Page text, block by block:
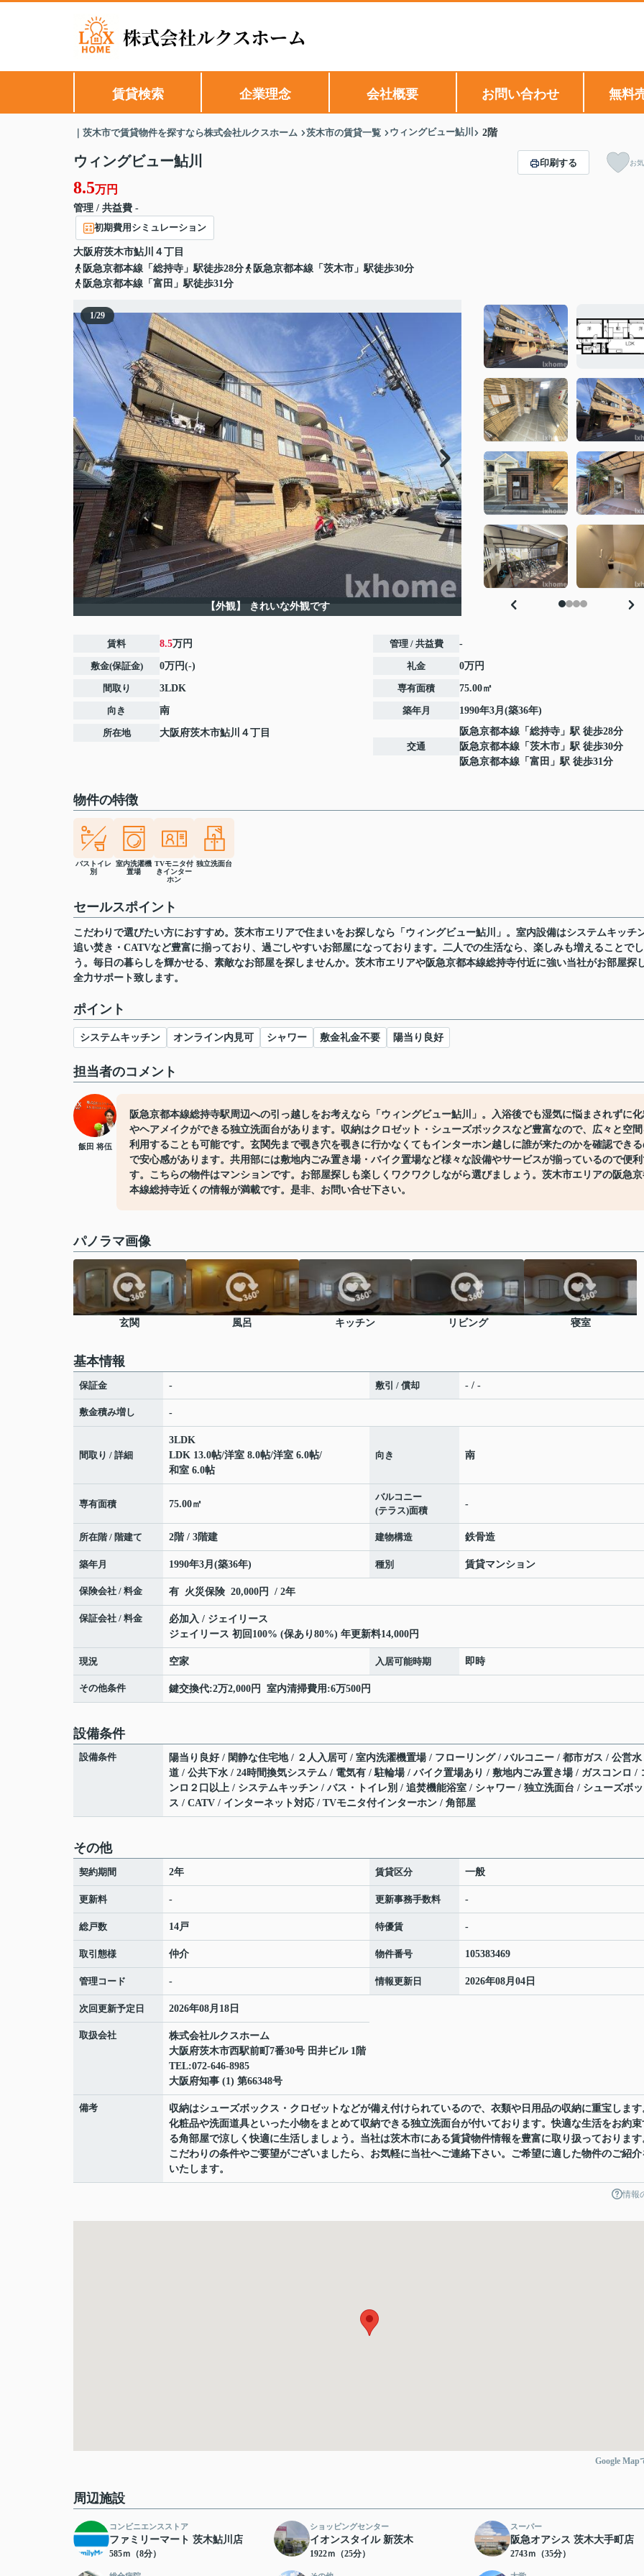
賃貸検索 企業理念 会社概要 お問い合わせ 無料
｜茨木市で賃貸物件を探すなら株式会社ルクスホーム 茨木市の賃貸一覧 ウィングビュー鮎川 2階
ウィングビュー鮎川
8.5万円
管理 / 共益費 -
初期費用シミュレーション
大阪府茨木市鮎川 ４丁目
阪急京都本線「総持寺」駅徒歩28分
阪急京都本線「茨木市」駅徒歩30分
阪急京都本線「富田」駅徒歩31分
印刷する お
1/29
【外観】 きれいな外観です
賃料 8.5万円
敷金(保証金) 0万円(-)
間取り 3LDK
向き 南
所在地 大阪府茨木市鮎川 ４丁目
管理 / 共益費 -
礼金 0万円
専有面積 75.00㎡
築年月 1990年3月(築36年)
交通
阪急京都本線 「 総持寺 」駅 徒歩28分
阪急京都本線 「 茨木市 」駅 徒歩30分
阪急京都本線 「 富田 」駅 徒歩31分
物件の特徴
バストイレ
別
室内洗濯機
置場
TVモニタ付
きインター
ホン
独立洗面台
セールスポイント
こだわりで選びたい方におすすめ。茨木市エリアで住まいをお探しなら「ウィングビュー鮎川」。室内設備はシステムキッチ
追い焚き・CATVなど豊富に揃っており、過ごしやすいお部屋になっております。二人での生活なら、楽しみも増えることで
う。毎日の暮らしを輝かせる、素敵なお部屋を探しませんか。茨木市エリアや阪急京都本線総持寺付近に強い当社がお部屋探
全力サポート致します。
ポイント
システムキッチン オンライン内見可 シャワー 敷金礼金不要 陽当り良好
担当者のコメント
飯田 将伍
阪急京都本線総持寺駅周辺への引っ越しをお考えなら「ウィングビュー鮎川」。入浴後でも湿気に悩まされずに
やヘアメイクができる独立洗面台があります。収納はクロゼット・シューズボックスなど豊富なので、広々と空
利用することも可能です。玄関先まで覗き穴を覗きに行かなくてもインターホン越しに誰が来たのかを確認でき
で安心感があります。共用部には敷地内ごみ置き場・バイク置場など様々な設備やサービスが揃っているので便
す。こちらの物件はマンションです。お部屋探しも楽しくワクワクしながら選びましょう。茨木市エリアの阪急
本線総持寺近くの情報が満載です。是非、お問い合せ下さい。
パノラマ画像
玄関 風呂 キッチン リビング 寝室
基本情報
保証金 - 敷引 / 償却 - / -
敷金積み増し -
間取り / 詳細
3LDK
LDK 13.0帖/洋室 8.0帖/洋室 6.0帖/
和室 6.0帖
向き 南
専有面積 75.00㎡
バルコニー
(テラス)面積
-
所在階 / 階建て 2階 / 3階建 建物構造 鉄骨造
築年月 1990年3月(築36年) 種別 賃貸マンション
保険会社 / 料金 有 火災保険 20,000円 / 2年
保証会社 / 料金
必加入 / ジェイリース
ジェイリース 初回100% (保あり80%) 年更新料14,000円
現況 空家 入居可能時期 即時
その他条件 鍵交換代:2万2,000円 室内清掃費用:6万500円
設備条件
設備条件
陽当り良好 / 閑静な住宅地 / ２人入居可 / 室内洗濯機置場 / フローリング / バルコニー / 都市ガス / 公営水
道 / 公共下水 / 24時間換気システム / 電気有 / 駐輪場 / バイク置場あり / 敷地内ごみ置き場 / ガスコンロ /
ンロ２口以上 / システムキッチン / バス・トイレ別 / 追焚機能浴室 / シャワー / 独立洗面台 / シューズボ
ス / CATV / インターネット対応 / TVモニタ付インターホン / 角部屋
その他
契約期間 2年 賃貸区分 一般
更新料 - 更新事務手数料 -
総戸数 14戸 特優賃 -
取引態様 仲介 物件番号 105383469
管理コード - 情報更新日 2026年08月04日
次回更新予定日 2026年08月18日
取扱会社
株式会社ルクスホーム
大阪府茨木市西駅前町7番30号 田井ビル 1階
TEL:072-646-8985
大阪府知事 (1) 第66348号
備考
収納はシューズボックス・クロゼットなどが備え付けられているので、衣類や日用品の収納に重宝します
化粧品や洗面道具といった小物をまとめて収納できる独立洗面台が付いております。快適な生活をお約束
る角部屋で涼しく快適に生活しましょう。当社は茨木市にある賃貸物件情報を豊富に取り扱っております
こだわりの条件やご要望がございましたら、お気軽に当社へご連絡下さい。ご希望に適した物件のご紹介
いたします。
情報
Google Map
周辺施設
コンビニエンスストア
ファミリーマート 茨木鮎川店
585ｍ（8分）
ショッピングセンター
イオンスタイル 新茨木
1922ｍ（25分）
スーパー
阪急オアシス 茨木大手町店
2743ｍ（35分）